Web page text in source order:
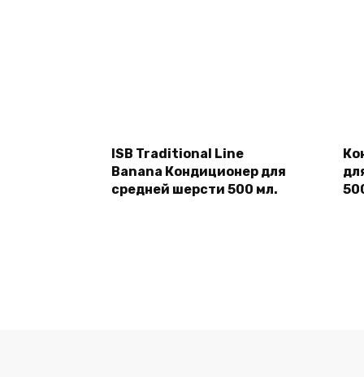
ISB Traditional Line
Banana Кондиционер для
средней шерсти 500 мл.